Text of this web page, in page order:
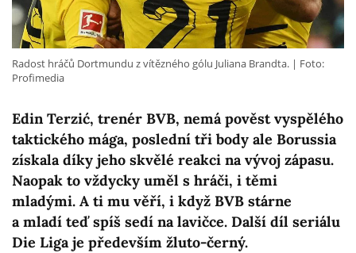
Edin Terzić, trenér BVB, nemá pověst vyspělého
taktického mága, poslední tři body ale Borussia
získala díky jeho skvělé reakci na vývoj zápasu.
Naopak to vždycky uměl s hráči, i těmi
mladými. A ti mu věří, i když BVB stárne
a mladí teď spíš sedí na lavičce. Další díl seriálu
Die Liga je především žluto-černý.
Radost hráčů Dortmundu z vítězného gólu Juliana Brandta.
Foto:
Profimedia